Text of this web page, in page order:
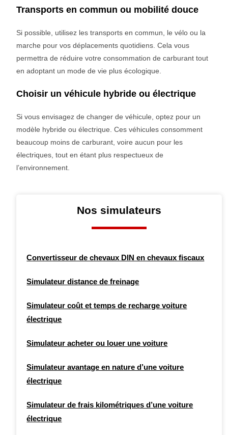
Transports en commun ou mobilité douce
Si possible, utilisez les transports en commun, le vélo ou la
marche pour vos déplacements quotidiens. Cela vous
permettra de réduire votre consommation de carburant tout
en adoptant un mode de vie plus écologique.
Choisir un véhicule hybride ou électrique
Si vous envisagez de changer de véhicule, optez pour un
modèle hybride ou électrique. Ces véhicules consomment
beaucoup moins de carburant, voire aucun pour les
électriques, tout en étant plus respectueux de
l’environnement.
Nos simulateurs
Convertisseur de chevaux DIN en chevaux fiscaux
Simulateur distance de freinage
Simulateur coût et temps de recharge voiture
électrique
Simulateur acheter ou louer une voiture
Simulateur avantage en nature d’une voiture
électrique
Simulateur de frais kilométriques d’une voiture
électrique